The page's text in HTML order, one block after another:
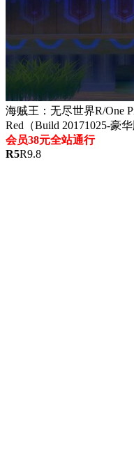
海贼王：无尽世界R/One
Red（Build 20171025-豪华
会员38元全站通行
R5R9.8